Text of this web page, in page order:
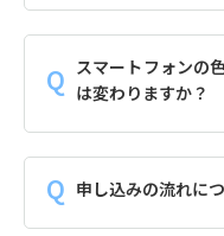
スマートフォンの
は変わりますか？
申し込みの流れに